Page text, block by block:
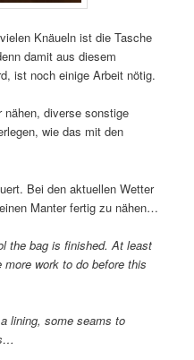
Knäueln ist die Tasche
damit aus diesem
ist noch einige Arbeit nötig.
diverse sonstige
wie das mit den
Bei den aktuellen Wetter
Manter fertig zu nähen…
the bag is finished. At least
work to do before this
lining, some seams to